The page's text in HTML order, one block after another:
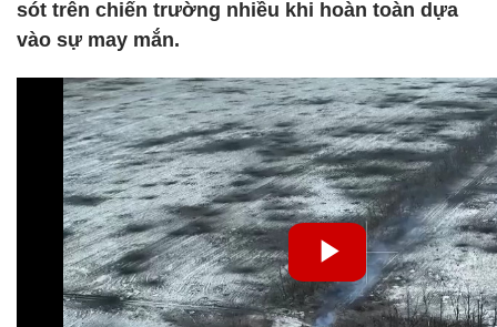
sót trên chiến trường nhiều khi hoàn toàn dựa
vào sự may mắn.